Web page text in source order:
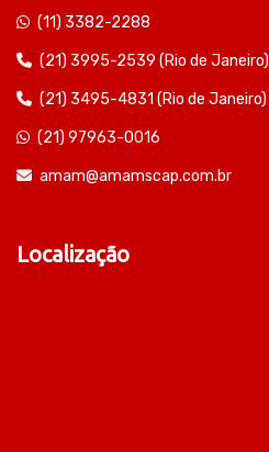
(11) 3382-2288
(21) 3995-2539 (Rio de Janeiro)
(21) 3495-4831 (Rio de Janeiro)
(21) 97963-0016
amam@amamscap.com.br
Localização